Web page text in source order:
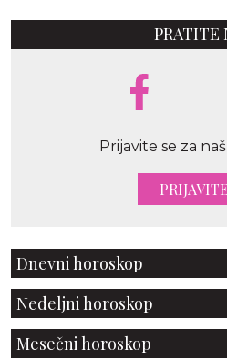
PRATITE
Prijavite se za
Dnevni horoskop
Nedeljni horoskop
Mesečni horoskop